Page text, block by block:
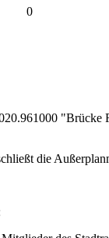
0
"Brücke
die